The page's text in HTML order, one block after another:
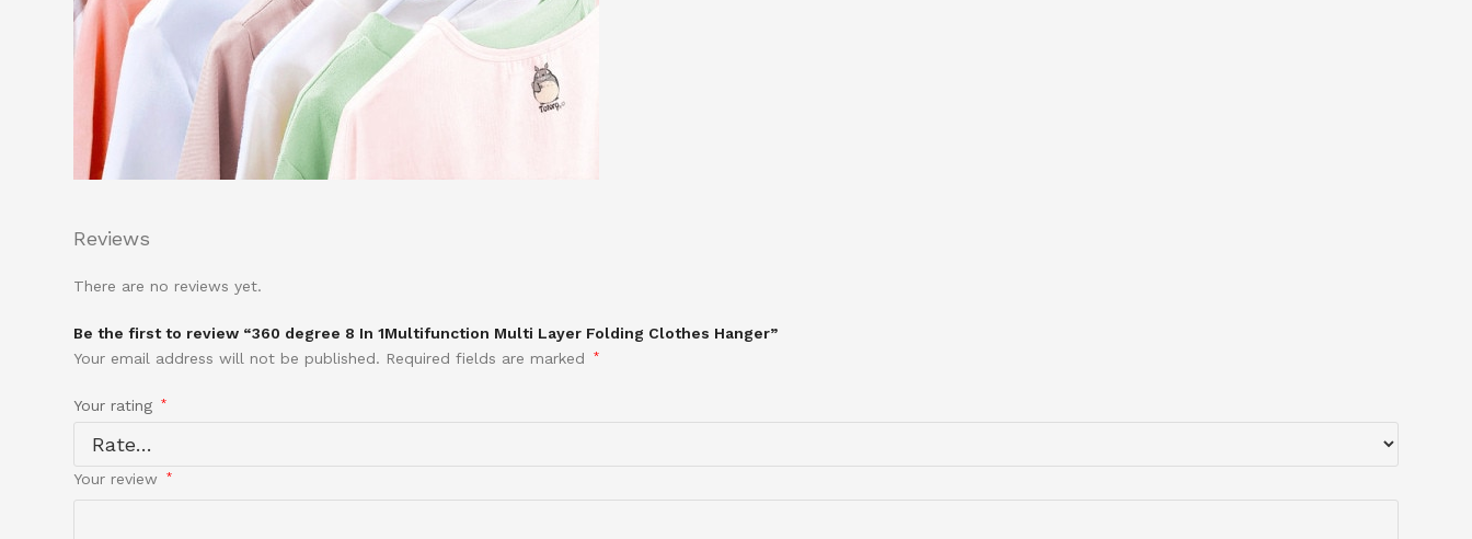
Reviews
There are no reviews yet.
Be the first to review “360 degree 8 In 1Multifunction Multi Layer Folding Clothes Hanger”
Your email address will not be published. Required fields are marked *
Your rating *
Your review *